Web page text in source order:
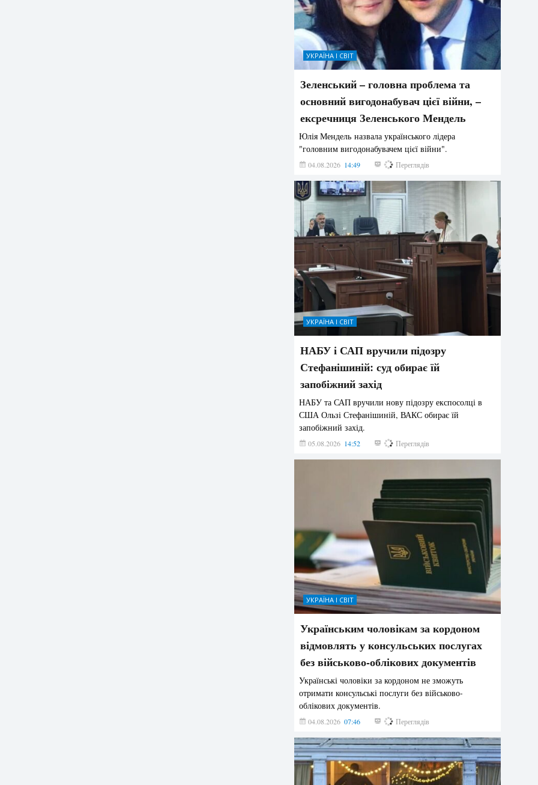
УКРАЇНА І СВІТ
Зеленський – головна проблема та
основний вигодонабувач цієї війни, –
ексречниця Зеленського Мендель
Юлія Мендель назвала українського лідера
"головним вигодонабувачем цієї війни".
04.08.2026 14:49 180 Переглядів
УКРАЇНА І СВІТ
НАБУ і САП вручили підозру
Стефанішиній: суд обирає їй
запобіжний захід
НАБУ та САП вручили нову підозру експосолці в
США Ользі Стефанішиній, ВАКС обирає їй
запобіжний захід.
05.08.2026 14:52 173 Переглядів
УКРАЇНА І СВІТ
Українським чоловікам за кордоном
відмовлять у консульських послугах
без військово-облікових документів
Українські чоловіки за кордоном не зможуть
отримати консульські послуги без військово-
облікових документів.
04.08.2026 07:46 162 Переглядів